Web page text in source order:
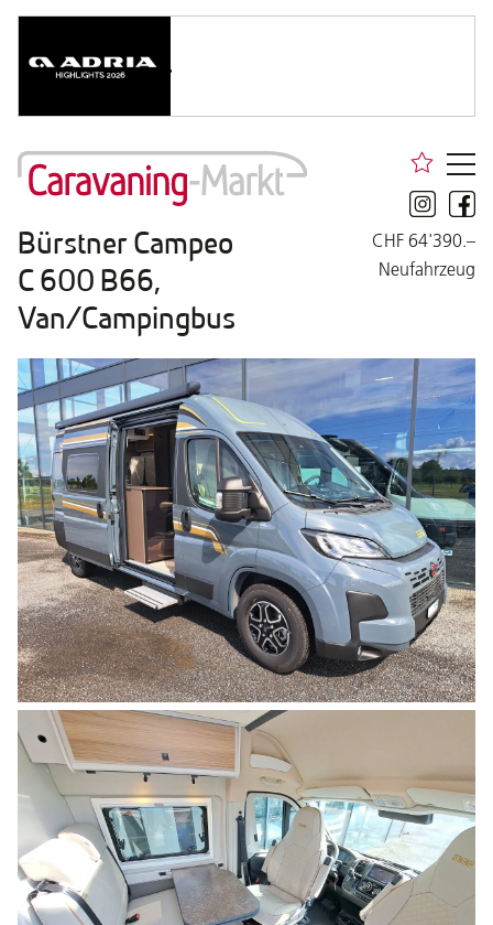
Bürstner Campeo
C 600 B66,
Van/Campingbus
CHF 64'390.–
Neufahrzeug